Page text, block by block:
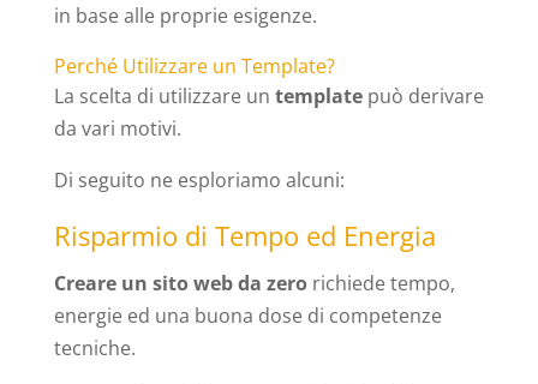
in base alle proprie esigenze.
Perché Utilizzare un Template?
La scelta di utilizzare un templatepuò derivare
da vari motivi.
Di seguito ne esploriamo alcuni:
Risparmio di Tempo ed Energia
Creare un sito web da zerorichiede tempo,
energie ed una buona dose di competenze
tecniche.